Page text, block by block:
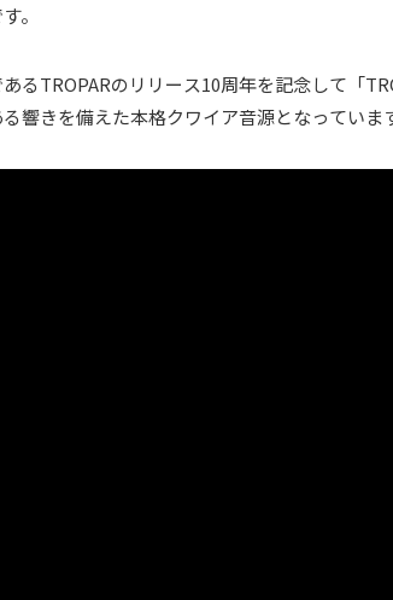
。
るTROPARのリリース10周年を記念して「
響きを備えた本格クワイア音源となっていま